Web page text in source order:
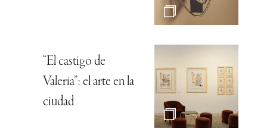
“El castigo de
Valeria”: el arte en la
ciudad